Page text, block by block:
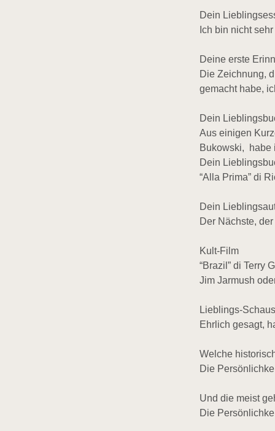
Dein
Ich bin nicht
Deine erste
Die Zeichnung,
gemacht habe,
Dein
Aus einigen
Bukowski, habe
Dein
“Alla Prima” di
Dein
Der Nächste,
Kult-Film
“Brazil” di Terry
Jim Jarmush
Lieblings-
Ehrlich gesagt,
Welche
Die
Und die meist
Die